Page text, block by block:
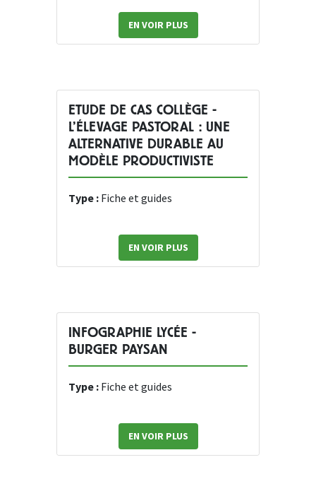
EN VOIR PLUS
ETUDE DE CAS COLLÈGE -
L’ÉLEVAGE PASTORAL : UNE
ALTERNATIVE DURABLE AU
MODÈLE PRODUCTIVISTE
Type : Fiche et guides
EN VOIR PLUS
INFOGRAPHIE LYCÉE -
BURGER PAYSAN
Type : Fiche et guides
EN VOIR PLUS